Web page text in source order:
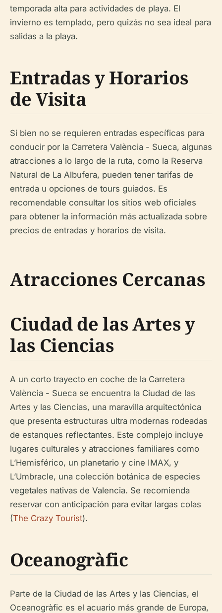
temporada alta para actividades de playa. El
invierno es templado, pero quizás no sea ideal para
salidas a la playa.
Entradas y Horarios
de Visita
Si bien no se requieren entradas específicas para
conducir por la Carretera València - Sueca, algunas
atracciones a lo largo de la ruta, como la Reserva
Natural de La Albufera, pueden tener tarifas de
entrada u opciones de tours guiados. Es
recomendable consultar los sitios web oficiales
para obtener la información más actualizada sobre
precios de entradas y horarios de visita.
Atracciones Cercanas
Ciudad de las Artes y
las Ciencias
A un corto trayecto en coche de la Carretera
València - Sueca se encuentra la Ciudad de las
Artes y las Ciencias, una maravilla arquitectónica
que presenta estructuras ultra modernas rodeadas
de estanques reflectantes. Este complejo incluye
lugares culturales y atracciones familiares como
L’Hemisférico, un planetario y cine IMAX, y
L’Umbracle, una colección botánica de especies
vegetales nativas de Valencia. Se recomienda
reservar con anticipación para evitar largas colas
(The Crazy Tourist).
Oceanogràfic
Parte de la Ciudad de las Artes y las Ciencias, el
Oceanogràfic es el acuario más grande de Europa,